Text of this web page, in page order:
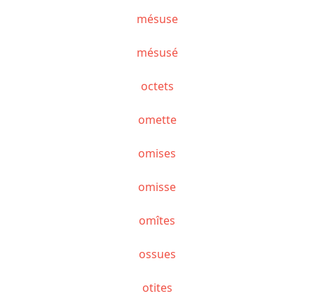
mésuse
mésusé
octets
omette
omises
omisse
omîtes
ossues
otites